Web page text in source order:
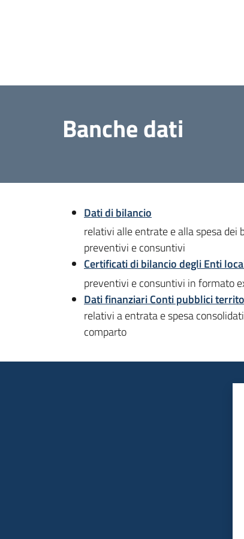
Banche dati
Dati di bilancio
relativi alle entrate e alla spesa dei
preventivi e consuntivi
Certificati di bilancio degli Enti
preventivi e consuntivi in formato
Dati finanziari Conti pubblici
relativi a entrata e spesa
comparto